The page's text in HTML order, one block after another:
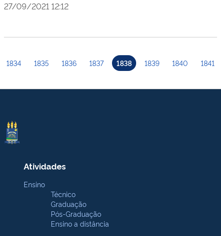
27/09/2021 12:12
1834 1835 1836 1837 1838 1839 1840 1841
Atividades
Ensino
Técnico
Graduação
Pós-Graduação
Ensino a distância